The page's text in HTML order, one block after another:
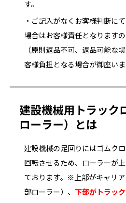
す。
・ご記入がなくお客様判断に
場合はお客様責任となります
（原則返品不可、返品可能な
客様負担となる場合が御座いま
建設機械用トラック
ローラー）とは
建設機械の足回りにはゴムク
回転させるため、ローラーが
ております。※上部がキャリ
部ローラー）、 下部がトラッ